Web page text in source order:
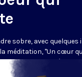
sobre, avec quelques
méditation, "Un cœur
toute sa place à la
l’intime. Cyril